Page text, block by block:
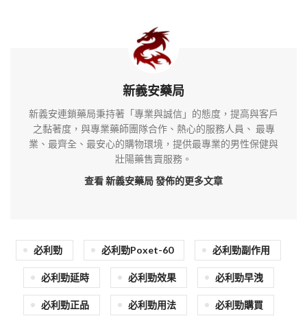
新義安藥局
新義安連鎖藥局秉持著「專業與誠信」的態度，提高與客戶
之黏著度，與專業藥師團隊合作、熱心的服務人員、 最專
業、最齊全、最安心的購物環境，提供最專業的男性保健與
壯陽藥售賣服務。
查看 新義安藥局發佈的更多文章
必利勁 必利勁Poxet-60 必利勁副作用
必利勁延時 必利勁效果 必利勁早洩
必利勁正品 必利勁用法 必利勁購買